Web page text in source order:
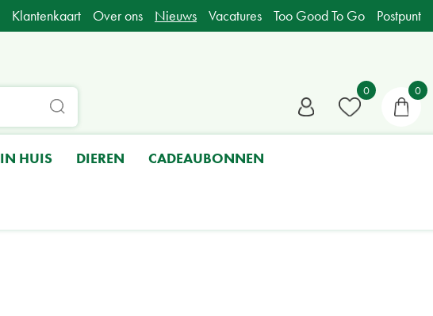
Klantenkaart Over ons Nieuws Vacatures Too Good To Go Postpunt
IN HUIS DIEREN CADEAUBONNEN